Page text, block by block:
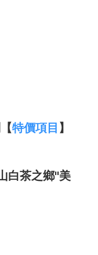
特價項目 】
白茶之鄉"美